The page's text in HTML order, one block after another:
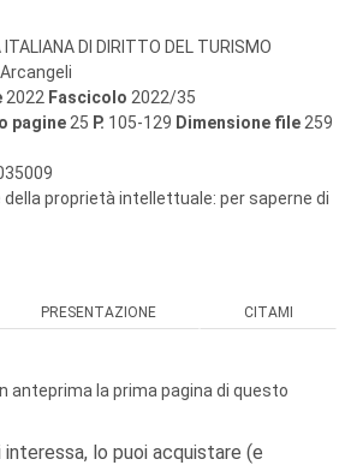
ITALIANA DI DIRITTO DEL TURISMO
2022 Fascicolo 2022/35
pagine 25 P. 105-129 Dimensione file 259
della proprietà intellettuale: per saperne di
PRESENTAZIONE CITAMI
anteprima la prima pagina di questo
lo puoi acquistare (e